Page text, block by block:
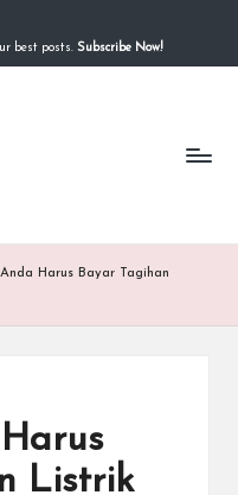
best posts. Subscribe Now!
Harus Bayar Tagihan
Listrik